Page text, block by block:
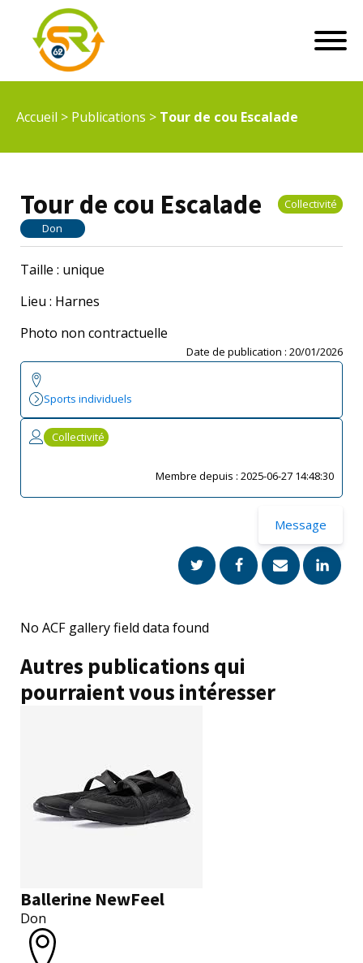
Accueil > Publications > Tour de cou Escalade
Tour de cou Escalade
Collectivité
Don
Taille : unique
Lieu : Harnes
Photo non contractuelle
Date de publication :20/01/2026
Sports individuels
Collectivité
Membre depuis : 2025-06-27 14:48:30
Message
No ACF gallery field data found
Autres publications qui
pourraient vous intéresser
Ballerine NewFeel
Don